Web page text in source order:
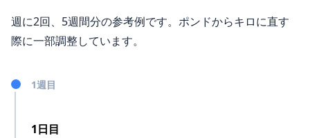
週に2回、5週間分の参考例です。ポンドからキロに直す
際に一部調整しています。
1週目
1日目